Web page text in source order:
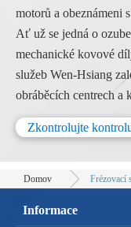
motorů a obeznámeni
Ať už se jedná o
mechanické kovové
služeb Wen-Hsiang
obráběcích centrech
Zkontrolujte
Domov Frézovací
Informace